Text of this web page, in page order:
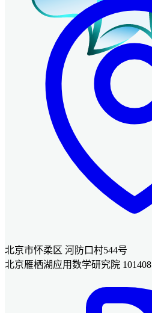
北京市怀柔区 河防口村544号
北京雁栖湖应用数学研究院 101408